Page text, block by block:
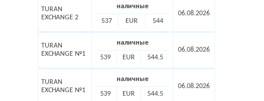
TURAN
EXCHANGE 2
наличные
537 EUR 544
06.08.2026
TURAN
EXCHANGE №1
наличные
539 EUR 544.5
06.08.2026
TURAN
EXCHANGE №1
наличные
539 EUR 544.5
06.08.2026